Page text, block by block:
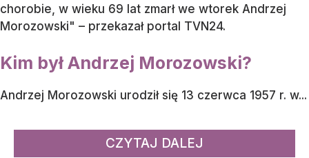
chorobie, w wieku 69 lat zmarł we wtorek Andrzej
Morozowski" – przekazał portal TVN24.
Kim był Andrzej Morozowski?
Andrzej Morozowski urodził się 13 czerwca 1957 r. w...
CZYTAJ DALEJ